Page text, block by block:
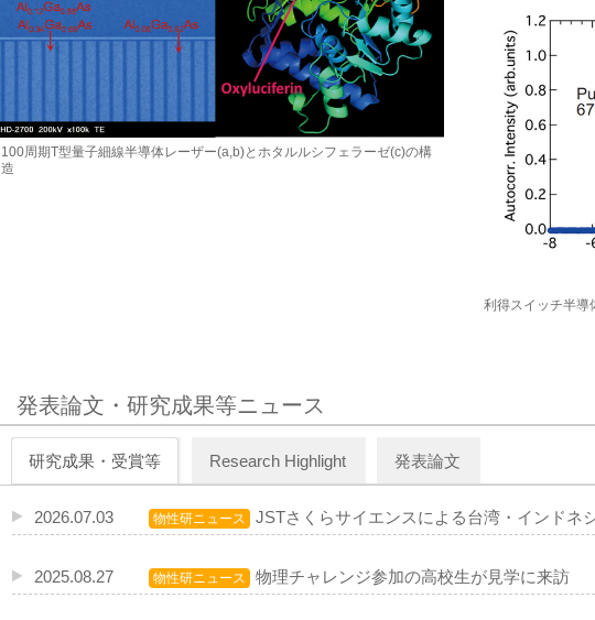
100周期T型量子細線半導体レーザー(a,b)とホタルルシフェラーゼ(c)の構
造
利得スイッチ半導
発表論文・研究成果等ニュース
研究成果・受賞等 Research Highlight 発表論文
2026.07.03 物性研ニュース JSTさくらサイエンスによる台湾・インドネ
2025.08.27 物性研ニュース 物理チャレンジ参加の高校生が見学に来訪